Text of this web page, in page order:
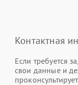
Контактная
Если требуется
свои данные и